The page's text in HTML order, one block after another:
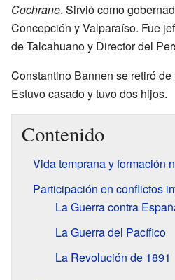
Cochrane. Sirvió como
Concepción y Valparaíso. Fue
de Talcahuano y Director del
Constantino Bannen se retiró
Estuvo casado y tuvo dos hijos.
Contenido
Vida temprana y formación
Participación en conflictos
La Guerra contra
La Guerra del Pacífico
La Revolución de 1891